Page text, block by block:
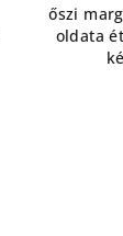
őszi
oldata